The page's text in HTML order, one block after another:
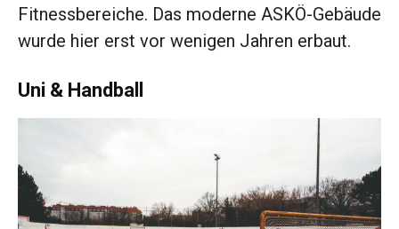
Fitnessbereiche. Das moderne ASKÖ-Gebäude
wurde hier erst vor wenigen Jahren erbaut.
Uni & Handball